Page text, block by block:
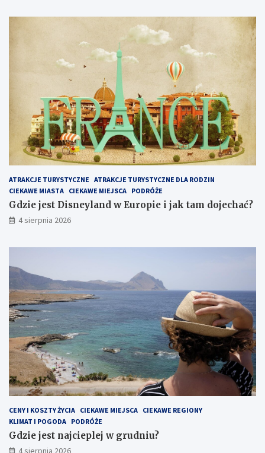
ATRAKCJE TURYSTYCZNE ATRAKCJE TURYSTYCZNE DLA RODZIN
CIEKAWE MIASTA CIEKAWE MIEJSCA PODRÓŻE
Gdzie jest Disneyland w Europie i jak tam dojechać?
4 sierpnia 2026
CENY I KOSZTY ŻYCIA CIEKAWE MIEJSCA CIEKAWE REGIONY
KLIMAT I POGODA PODRÓŻE
Gdzie jest najcieplej w grudniu?
4 sierpnia 2026